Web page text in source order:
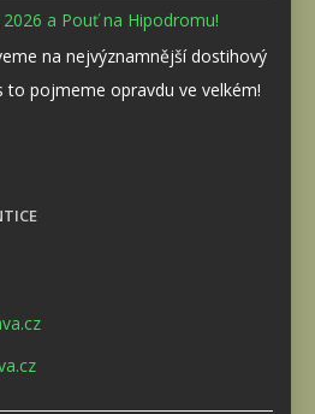
a Pouť na Hipodromu!
na nejvýznamnější dostihový
to pojmeme opravdu ve velkém!